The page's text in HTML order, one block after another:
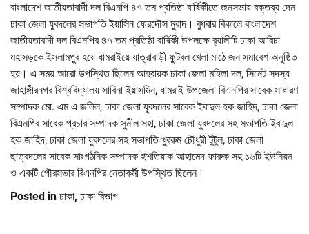
বাংলাদেশ জাতীয়তাবাদী দল বিএনপি ৪৭ তম প্রতিষ্ঠা বার্ষিকীতে জনসভায় বক্তব্য দেন
ঢাকা জেলা যুবদলের সভাপতি ইয়াসিন ফেরদৌস মুরাদ। বুধবার বিকালে বাংলাদেশ
জাতীয়তাবাদী দল বিএনপির ৪৭ তম প্রতিষ্ঠা বার্ষিকী উপলক্ষে র‌্যালীটি ঢাকা আরিচা
মহাসড়কে ইসলামপুর হয়ে ধামরাইয়ে যাত্রাবাড়ী ফুটবল খেলা মাঠে জন সমাবেশ অনুষ্ঠিত
হয়। এ সময় আরো উপস্থিত ছিলেন আহবায়ক ঢাকা জেলা মহিলা দল, সিনেট সদস্য
জাহাঙ্গীরনগর বিশ্ববিদ্যালয় সাবিনা ইয়াসমিন, ধামরাই উপজেলা বিএনপির সাবেক সাধারণ
সম্পাদক মো. এম এ জলিল, ঢাকা জেলা যুবদলের সাবেক ইবাদুল হক জাহিদ, ঢাকা জেলা
বিএনপির সাবেক প্রচার সম্পাদক সুনীল সহা, ঢাকা জেলা যুবদলের সহ সভাপতি ইবাদুল
হক জাহিদ, ঢাকা জেলা যুবদলের সহ সভাপতি খুররুম চৌধুরী টুটুল, ঢাকা জেলা
ছাত্রদলের সাবেক সাংগঠনিক সম্পাদক ইশতিয়াক আহামেদ ফারুক সহ ১৬টি ইউনিয়ন
ও একটি পৌরসভার বিএনপির নেতাকর্মী উপস্থিত ছিলেন।
Posted in ঢাকা, ঢাকা বিভাগ